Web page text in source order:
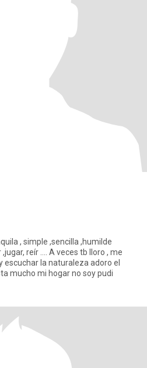
, simple ,sencilla ,humilde
reír …. A veces tb lloro , me
la naturaleza adoro el
mucho mi hogar no soy pudi